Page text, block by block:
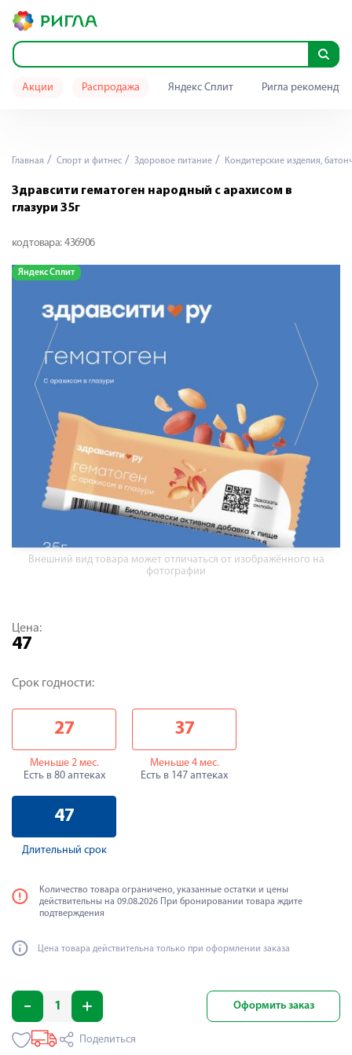
Акции Распродажа Яндекс Сплит Ригла
Главная Спорт и фитнес Здоровое питание Кондитерские изделия,
Здравсити гематоген народный с арахисом в
глазури 35г
код товара: 436906
Яндекс Сплит
Внешний вид товара может отличаться от изображённого на
фотографии
Цена:
47
Срок годности:
27
Меньше 2 мес.
Есть в 80 аптеках
37
Меньше 4 мес.
Есть в 147 аптеках
47
Длительный срок
Количество товара ограничено, указанные остатки и цены
действительны на 09.08.2026 При бронировании товара ждите
подтверждения
Цена товара действительна только при оформлении заказа
Оформить заказ
Поделиться